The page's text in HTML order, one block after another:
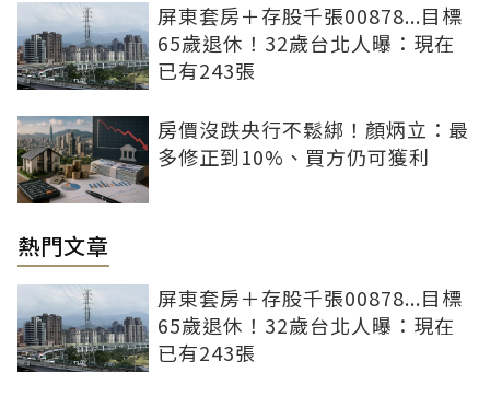
屏東套房＋存股千張00878...目標
65歲退休！32歲台北人曝：現在
已有243張
房價沒跌央行不鬆綁！顏炳立：最
多修正到10%、買方仍可獲利
熱門文章
屏東套房＋存股千張00878...目標
65歲退休！32歲台北人曝：現在
已有243張